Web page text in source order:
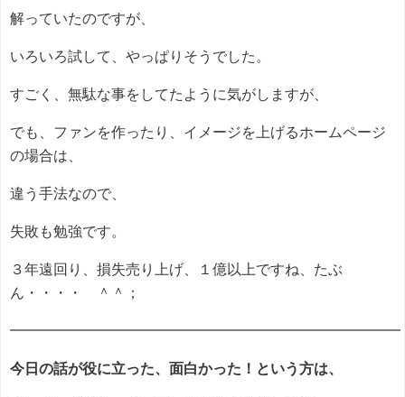
解っていたのですが、
いろいろ試して、やっぱりそうでした。
すごく、無駄な事をしてたように気がしますが、
でも、ファンを作ったり、イメージを上げるホームページ
の場合は、
違う手法なので、
失敗も勉強です。
３年遠回り、損失売り上げ、１億以上ですね、たぶ
ん・・・・ ＾＾；
━━━━━━━━━━━━━━━━━━━━━━━━━━━
今日の話が役に立った、面白かった！という方は、